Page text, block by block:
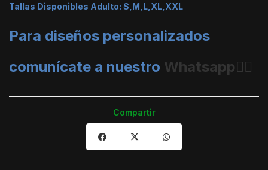
Tallas Disponibles Adulto: S,M,L,XL,XXL
Para diseños personalizados
comunícate a nuestro Whatsapp👈🏼
Compartir